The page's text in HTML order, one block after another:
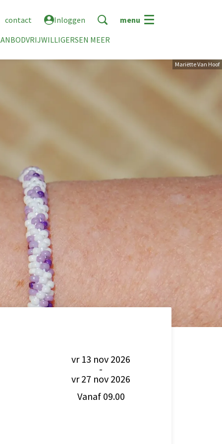
contact
Inloggen
VRIJWILLIGERSEN MEER
menu
Mariëtte Van Hoof
vr 13 nov 2026
-
vr 27 nov 2026
Vanaf 09.00